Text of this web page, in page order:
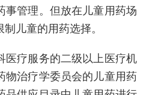
事管理。但放在儿童用药场
儿童的用药选择。
医疗服务的二级以上医疗机
物治疗学委员会的儿童用药